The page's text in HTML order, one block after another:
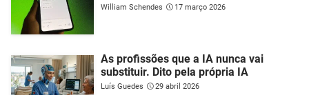
William Schendes 17 março 2026
As profissões que a IA nunca vai
substituir. Dito pela própria IA
Luís Guedes 29 abril 2026